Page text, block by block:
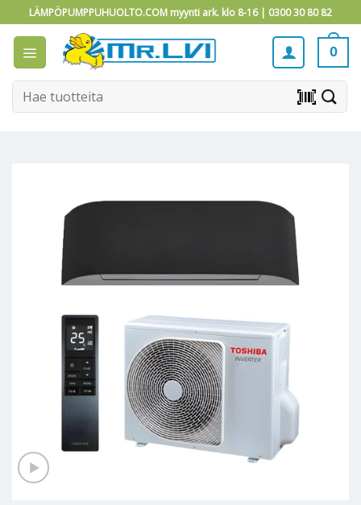
to
content
LÄMPÖPUMPPUHUOLTO.COM myynti ark. klo 8-16 | 0300 30 80 82
0
Etsi: barcode_scanner